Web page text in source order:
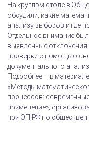
На круглом столе в
обсудили, какие
анализу выборов и где
Отдельное внимание
выявленные отклонения
проверки с помощью
документального
Подробнее – в
«Методы
процессов:
применение»,
при ОП РФ по